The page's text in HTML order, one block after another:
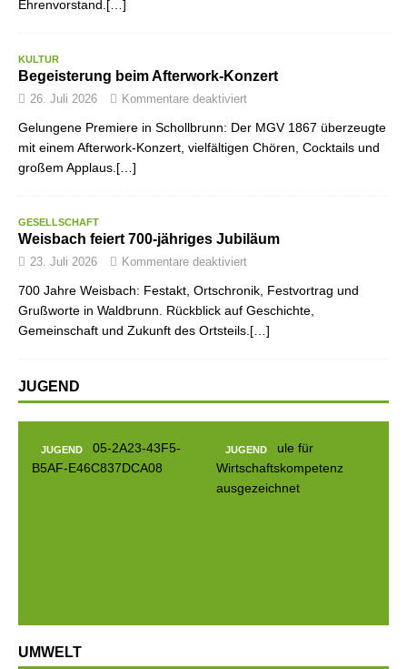
Ehrenvorstand.[…]
KULTUR
Begeisterung beim Afterwork-Konzert
26. Juli 2026 Kommentare deaktiviert
Gelungene Premiere in Schollbrunn: Der MGV 1867 überzeugte
mit einem Afterwork-Konzert, vielfältigen Chören, Cocktails und
großem Applaus.[…]
GESELLSCHAFT
Weisbach feiert 700-jähriges Jubiläum
23. Juli 2026 Kommentare deaktiviert
700 Jahre Weisbach: Festakt, Ortschronik, Festvortrag und
Grußworte in Waldbrunn. Rückblick auf Geschichte,
Gemeinschaft und Zukunft des Ortsteils.[…]
JUGEND
JUGEND JUGEND
UMWELT